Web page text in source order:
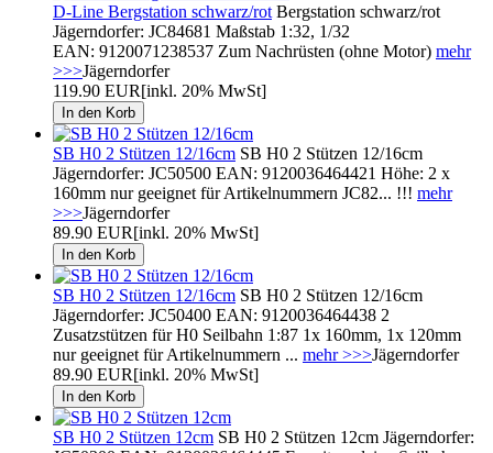
D-Line Bergstation schwarz/rot Bergstation schwarz/rot
Jägerndorfer: JC84681 Maßstab 1:32, 1/32
EAN: 9120071238537 Zum Nachrüsten (ohne Motor) mehr
>>>Jägerndorfer
119.90 EUR[inkl. 20% MwSt]
SB H0 2 Stützen 12/16cm SB H0 2 Stützen 12/16cm
Jägerndorfer: JC50500 EAN: 9120036464421 Höhe: 2 x
160mm nur geeignet für Artikelnummern JC82... !!! mehr
>>>Jägerndorfer
89.90 EUR[inkl. 20% MwSt]
SB H0 2 Stützen 12/16cm SB H0 2 Stützen 12/16cm
Jägerndorfer: JC50400 EAN: 9120036464438 2
Zusatzstützen für H0 Seilbahn 1:87 1x 160mm, 1x 120mm
nur geeignet für Artikelnummern ... mehr >>>Jägerndorfer
89.90 EUR[inkl. 20% MwSt]
SB H0 2 Stützen 12cm SB H0 2 Stützen 12cm Jägerndorfer: